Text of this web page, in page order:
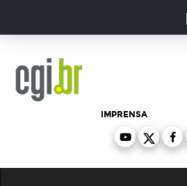
o
IMPRENSA